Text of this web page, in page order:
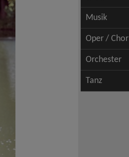
Musik
Oper / Chor
Orchester
Tanz